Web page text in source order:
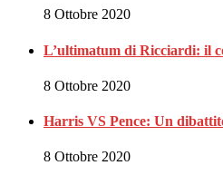
8 Ottobre 2020
L’ultimatum di Ricciardi: il
8 Ottobre 2020
Harris VS Pence: Un
8 Ottobre 2020